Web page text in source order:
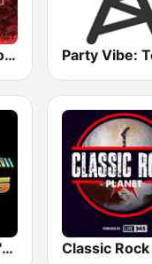
Radio Classic Rock
Back To The 80's Radio